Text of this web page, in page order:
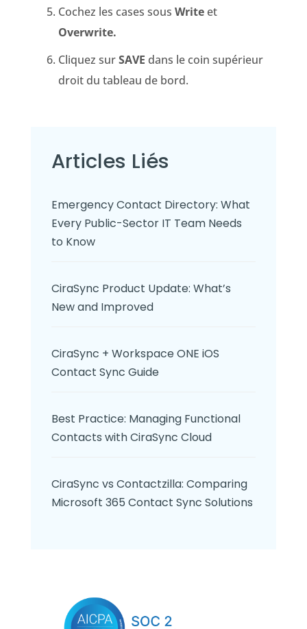
Cochez les cases sous Write et
Overwrite.
Cliquez surSAVE dans le coin supérieur
droit du tableau de bord.
Articles Liés
Emergency Contact Directory: What
Every Public-Sector IT Team Needs
to Know
CiraSync Product Update: What’s
New and Improved
CiraSync + Workspace ONE iOS
Contact Sync Guide
Best Practice: Managing Functional
Contacts with CiraSync Cloud
CiraSync vs Contactzilla: Comparing
Microsoft 365 Contact Sync Solutions